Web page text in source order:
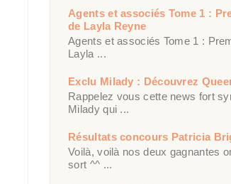
Agents et associés Tome 1 :
de Layla Reyne
Agents et associés Tome 1 :
Layla ...
Exclu Milady : Découvrez
Rappelez vous cette news fort
Milady qui ...
Résultats concours Patricia
Voilà, voilà nos deux gagnantes
sort ^^ ...